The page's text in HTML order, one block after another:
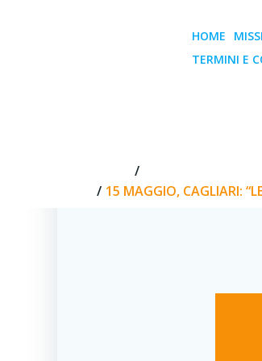
HOME
TERMINI E
15 MAGGIO, CAGLIARI: